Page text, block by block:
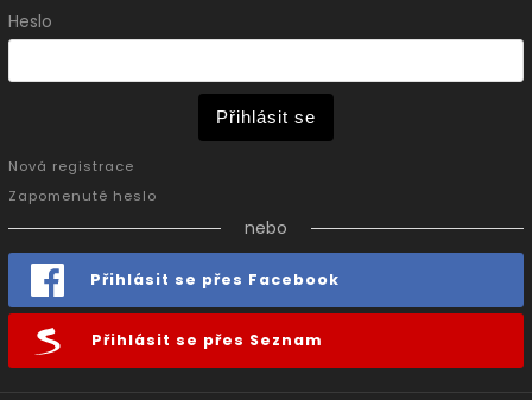
Heslo
Přihlásit se
Nová registrace
Zapomenuté heslo
nebo
Přihlásit se přes Facebook
Přihlásit se přes Seznam